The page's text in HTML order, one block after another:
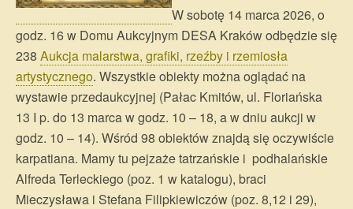
W sobotę 14 marca 2026, o
godz. 16 w Domu Aukcyjnym DESA Kraków odbędzie się
238 Aukcja malarstwa, grafiki, rzeźby i rzemiosła
artystycznego. Wszystkie obiekty można oglądać na
wystawie przedaukcyjnej (Pałac Kmitów, ul. Floriańska
13 I p. do 13 marca w godz. 10 – 18, a w dniu aukcji w
godz. 10 – 14). Wśród 98 obiektów znajdą się oczywiście
karpatiana. Mamy tu pejzaże tatrzańskie i podhalańskie
Alfreda Terleckiego (poz. 1 w katalogu), braci
Mieczysława i Stefana Filipkiewiczów (poz. 8,12 i 29),